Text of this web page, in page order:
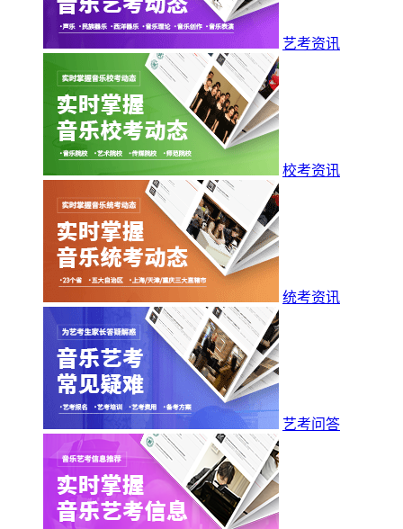
艺考资讯
校考资讯
统考资讯
艺考问答